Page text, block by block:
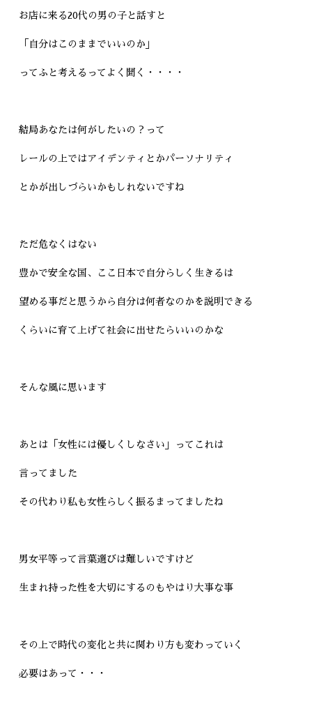
お店に来る20代の男の子と話すと
「自分はこのままでいいのか」
ってふと考えるってよく聞く・・・・
結局あなたは何がしたいの？って
レールの上ではアイデンティとかパーソナリティ
とかが出しづらいかもしれないですね
ただ危なくはない
豊かで安全な国、ここ日本で自分らしく生きるは
望める事だと思うから自分は何者なのかを説明できる
くらいに育て上げて社会に出せたらいいのかな
そんな風に思います
あとは「女性には優しくしなさい」ってこれは
言ってました
その代わり私も女性らしく振るまってましたね
男女平等って言葉選びは難しいですけど
生まれ持った性を大切にするのもやはり大事な事
その上で時代の変化と共に関わり方も変わっていく
必要はあって・・・